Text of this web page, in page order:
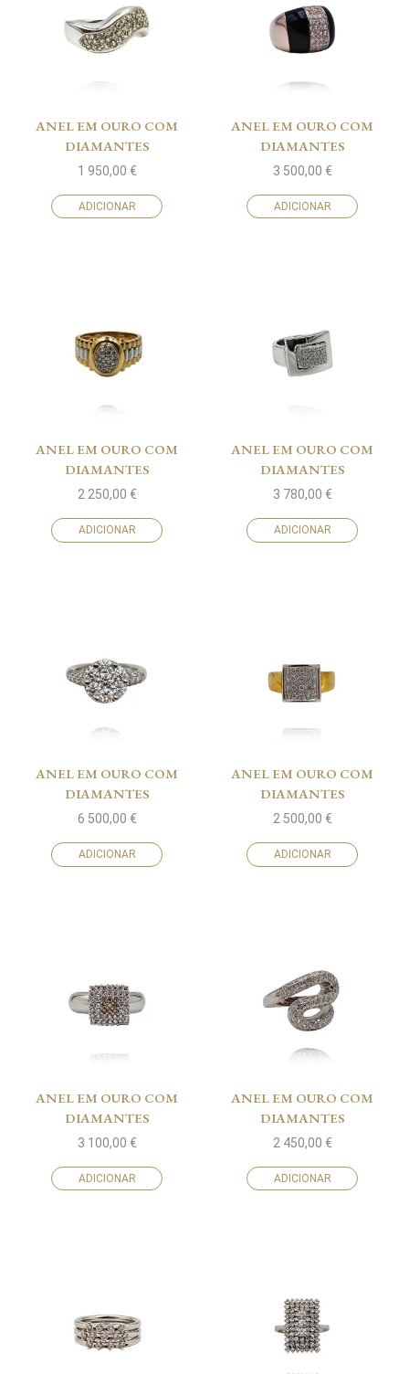
ANEL EM OURO COM
DIAMANTES
1 950,00 €
ADICIONAR
ANEL EM OURO COM
DIAMANTES
3 500,00 €
ADICIONAR
ANEL EM OURO COM
DIAMANTES
2 250,00 €
ADICIONAR
ANEL EM OURO COM
DIAMANTES
3 780,00 €
ADICIONAR
ANEL EM OURO COM
DIAMANTES
6 500,00 €
ADICIONAR
ANEL EM OURO COM
DIAMANTES
2 500,00 €
ADICIONAR
ANEL EM OURO COM
DIAMANTES
3 100,00 €
ADICIONAR
ANEL EM OURO COM
DIAMANTES
2 450,00 €
ADICIONAR